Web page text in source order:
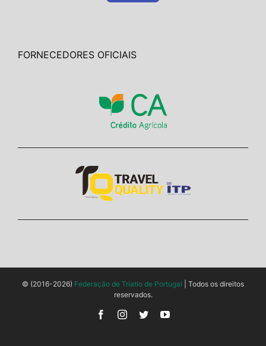
FORNECEDORES OFICIAIS
© (2016-2026) Federação de Triatlo de Portugal | Todos os direitos
reservados.
FacebookInstagram
TwitterYouTube